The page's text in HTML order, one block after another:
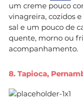
um creme pouco
vinagreira, cozidos
sal e um pouco de
quente, morno ou
acompanhamento.
8. Tapioca,